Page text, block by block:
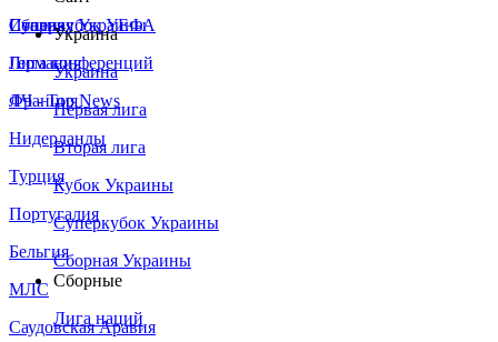
Сборная Украины
Италия
Германия
Франция
Нидерланды
Турция
Португалия
Бельгия
МЛС
Саудовская Аравия
Суперкубок УЕФА
Лига конференций
ЛЧ - Top News
Украина
Украина
Первая лига
Вторая лига
Кубок Украины
Суперкубок Украины
Сборная Украины
Сборные
Лига наций